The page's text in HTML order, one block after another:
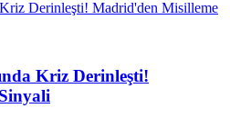
Kriz Derinleşti!